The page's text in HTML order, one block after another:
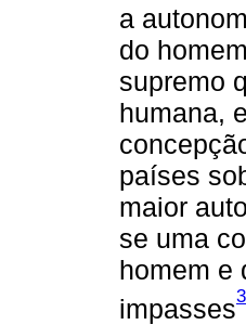
a
do
supremo
humana,
países
maior
se uma
homem e
impasses3